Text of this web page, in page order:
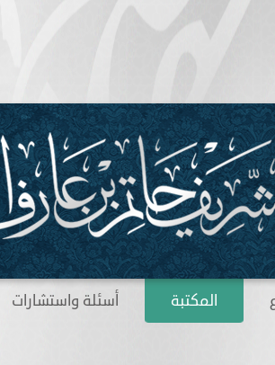
المكتبة أسئلة واستشارات